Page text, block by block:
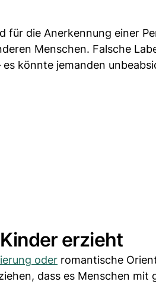
für die Anerkennung einer
Menschen. Falsche
könnte jemanden
erzieht
oder romantische
dass es Menschen mit